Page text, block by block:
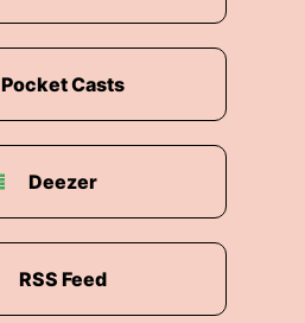
Pocket Casts
Deezer
RSS Feed